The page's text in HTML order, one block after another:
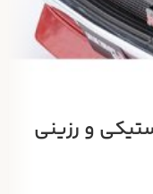
و رزینی